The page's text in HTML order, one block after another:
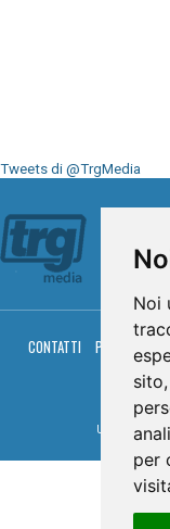
Noi
per
Tweets di @TrgMedia
CONTATTI PRIVACY
Umbria